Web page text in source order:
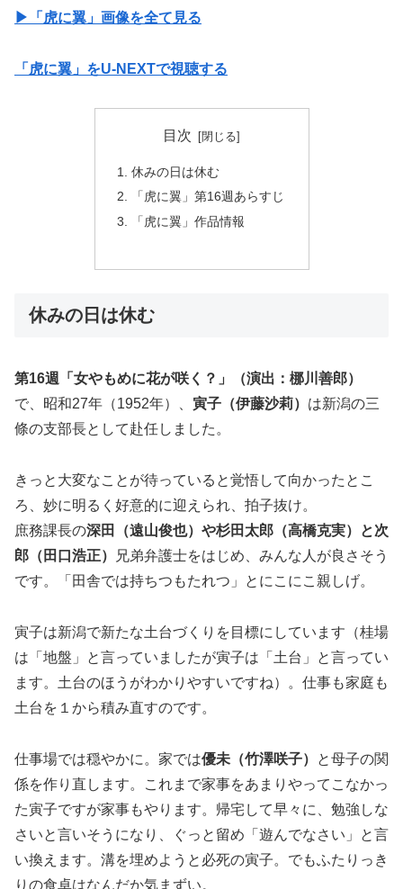
▶︎「虎に翼」画像を全て見る
「虎に翼」をU-NEXTで視聴する
目次
休みの日は休む
「虎に翼」第16週あらすじ
「虎に翼」作品情報
休みの日は休む
第16週「女やもめに花が咲く？」（演出：梛川善郎）
で、昭和27年（1952年）、 寅子（伊藤沙莉） は新潟の三
條の支部長として赴任しました。
きっと大変なことが待っていると覚悟して向かったとこ
ろ、妙に明るく好意的に迎えられ、拍子抜け。
庶務課長の深田（遠山俊也）や杉田太郎（高橋克実）と次
郎（田口浩正）
兄弟弁護士をはじめ、みんな人が良さそう
です。「田舎では持ちつもたれつ」とにこにこ親しげ。
寅子は新潟で新たな土台づくりを目標にしています（桂場
は「地盤」と言っていましたが寅子は「土台」と言ってい
ます。土台のほうがわかりやすいですね）。仕事も家庭も
土台を１から積み直すのです。
仕事場では穏やかに。家では優未（竹澤咲子）
と母子の関
係を作り直します。これまで家事をあまりやってこなかっ
た寅子ですが家事もやります。帰宅して早々に、勉強しな
さいと言いそうになり、ぐっと留め「遊んでなさい」と言
い換えます。溝を埋めようと必死の寅子。でもふたりっき
りの食卓はなんだか気まずい。